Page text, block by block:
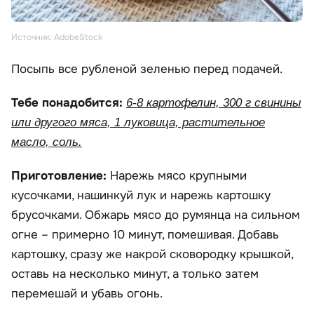
Источник: AdobeStock
Посыпь все рубленой зеленью перед подачей.
Тебе понадобится: 6-8 картофелин, 300 г свинины
или другого мяса, 1 луковица, растительное
масло, соль.
Приготовление: Нарежь мясо крупными
кусочками, нашинкуй лук и нарежь картошку
брусочками. Обжарь мясо до румянца на сильном
огне – примерно 10 минут, помешивая. Добавь
картошку, сразу же накрой сковородку крышкой,
оставь на несколько минут, а только затем
перемешай и убавь огонь.